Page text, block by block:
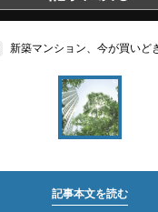
新築マンション、今が買いど
記事本文を読む